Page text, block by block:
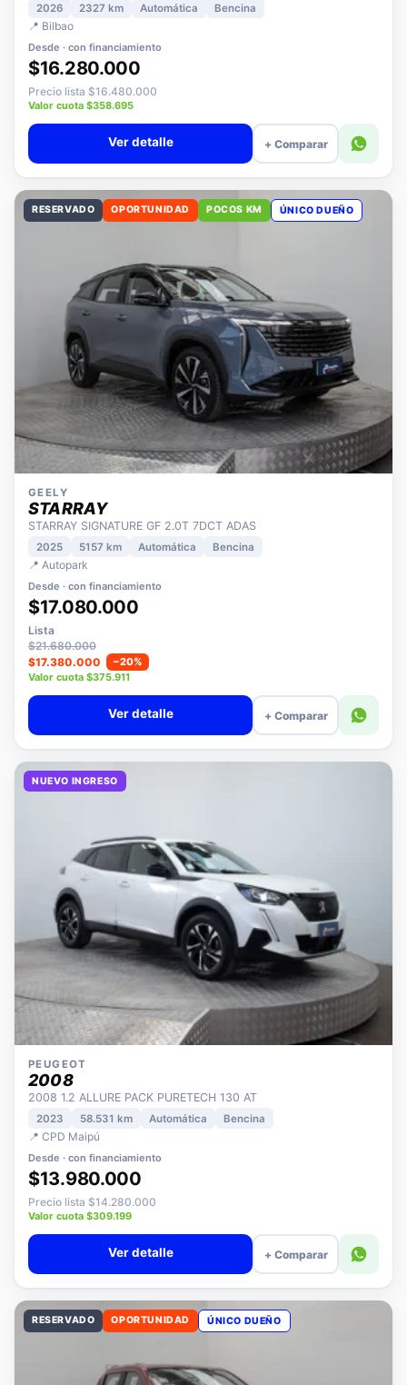
1.5 PLUS ELITE AT
2026
📍 Bilbao
Desde · con financiamiento
$16.280.000
Precio lista $16.480.000
Valor cuota $358.695
+ Comparar
RESERVADO OPORTUNIDAD POCOS KM
GEELY
STARRAY
STARRAY SIGNATURE GF 2.0T 7DCT ADAS
2025 5157 km
📍 Autopark
Desde · con financiamiento
$17.080.000
Lista
$21.680.000
$17.380.000
−20%
Valor cuota $375.911
+ Comparar
PEUGEOT
2008
2008 1.2 ALLURE PACK PURETECH 130 AT
2023 58.531 km
📍 CPD Maipú
Desde · con financiamiento
$13.980.000
Precio lista $14.280.000
Valor cuota $309.199
+ Comparar
RESERVADO OPORTUNIDAD